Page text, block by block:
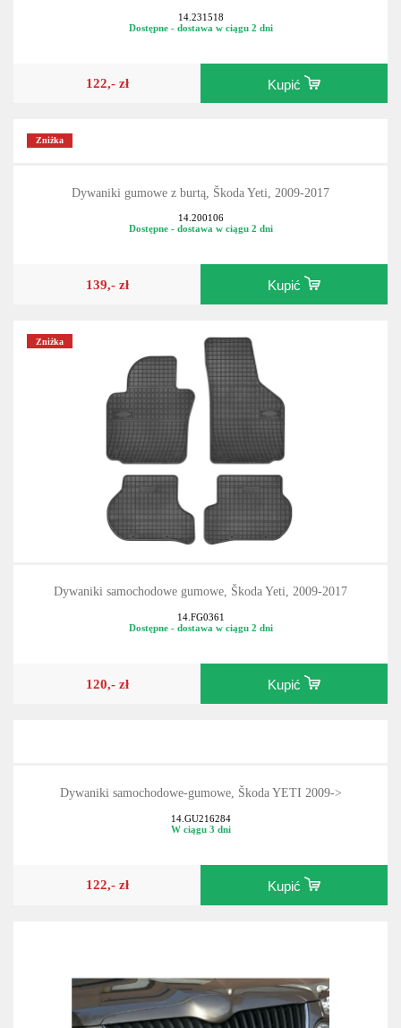
14.231518
Dostępne - dostawa w ciągu 2 dni
122,- zł Kupić
Zniżka
Dywaniki gumowe z burtą, Škoda Yeti, 2009-2017
14.200106
Dostępne - dostawa w ciągu 2 dni
139,- zł Kupić
Zniżka
Dywaniki samochodowe gumowe, Škoda Yeti, 2009-2017
14.FG0361
Dostępne - dostawa w ciągu 2 dni
120,- zł Kupić
Dywaniki samochodowe-gumowe, Škoda YETI 2009->
14.GU216284
W ciągu 3 dni
122,- zł Kupić